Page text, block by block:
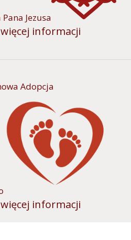
Jezusa
informacji
Adopcja
informacji